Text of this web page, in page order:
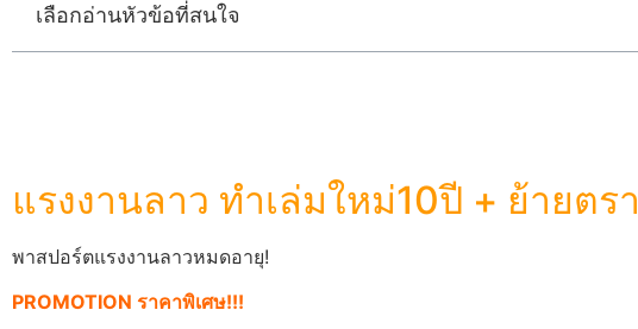
เลือกอ่านหัวข้อที่สนใจ
แรงงานลาว ทำเล่มใหม่10ปี + ย้ายตร
พาสปอร์ตแรงงานลาวหมดอายุ!
PROMOTION ราคาพิเศษ!!!